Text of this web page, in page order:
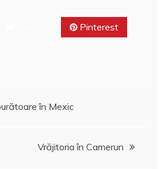
ă
Pinterest
în Mexic
Vrăjitoria în Camerun